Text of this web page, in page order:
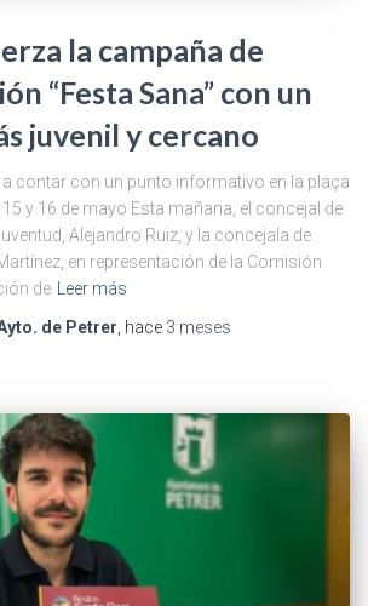
la campaña de
“Festa Sana” con un
juvenil y cercano
a contar con un punto informativo en la plaça
y 16 de mayo Esta mañana, el concejal de
Alejandro Ruiz, y la concejala de
en representación de la Comisión
de
Leer más
de Petrer , hace 3 meses